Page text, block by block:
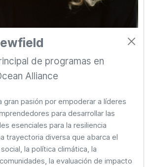
de programas en
Alliance
gran pasión por empoderar a líderes
para desarrollar las
esenciales para la resiliencia
trayectoria diversa que abarca el
la política climática, la
la evaluación de impacto